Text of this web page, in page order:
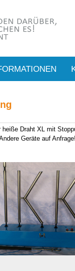
heiße Draht XL mit
Geräte auf